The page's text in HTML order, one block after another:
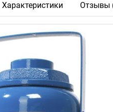
Характеристики Отзывы